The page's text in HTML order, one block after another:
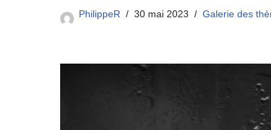
PhilippeR 30 mai 2023 Galerie des